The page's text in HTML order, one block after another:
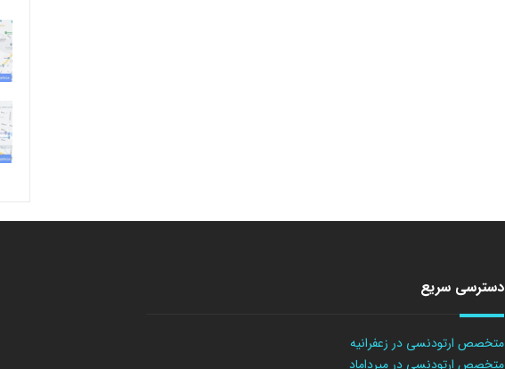
دسترسی سریع
متخصص ارتودنسی در زعفرانیه
متخصص ارتودنسی در میرداماد